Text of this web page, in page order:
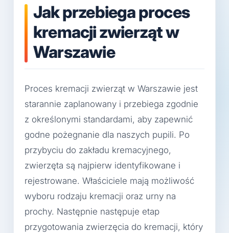
Jak przebiega proces
kremacji zwierząt w
Warszawie
Proces kremacji zwierząt w Warszawie jest
starannie zaplanowany i przebiega zgodnie
z określonymi standardami, aby zapewnić
godne pożegnanie dla naszych pupili. Po
przybyciu do zakładu kremacyjnego,
zwierzęta są najpierw identyfikowane i
rejestrowane. Właściciele mają możliwość
wyboru rodzaju kremacji oraz urny na
prochy. Następnie następuje etap
przygotowania zwierzęcia do kremacji, który